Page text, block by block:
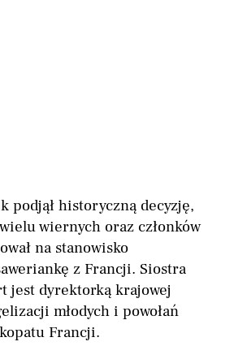
podjął historyczną decyzję,
wiernych oraz członków
na stanowisko
z Francji. Siostra
jest dyrektorką krajowej
młodych i powołań
Francji.